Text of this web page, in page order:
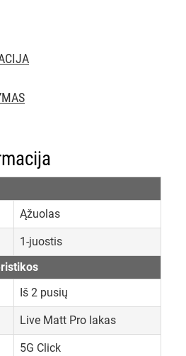
Ąžuolas
1-juostis
Iš 2 pusių
Live Matt Pro lakas
5G Click